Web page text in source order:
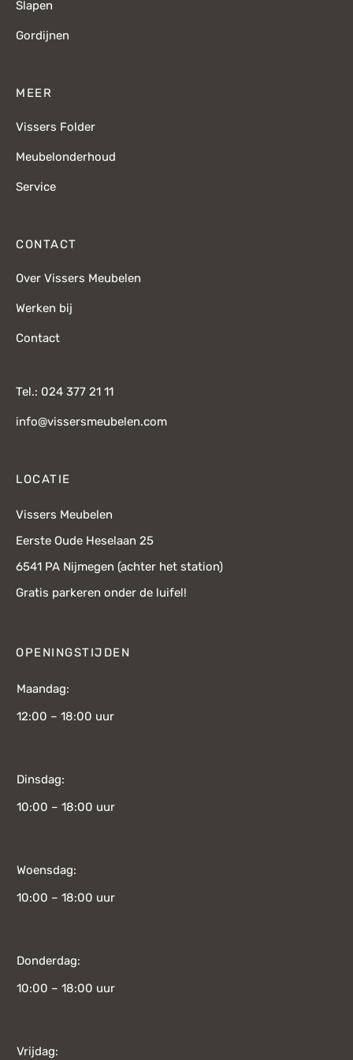
Slapen
Gordijnen
MEER
Vissers Folder
Meubelonderhoud
Service
CONTACT
Over Vissers Meubelen
Werken bij
Contact
Tel.: 024 377 21 11
info@vissersmeubelen.com
LOCATIE
Vissers Meubelen
Eerste Oude Heselaan 25
6541 PA Nijmegen (achter het station)
Gratis parkeren onder de luifel!
OPENINGSTIJDEN
Maandag:
12:00 – 18:00 uur
Dinsdag:
10:00 – 18:00 uur
Woensdag:
10:00 – 18:00 uur
Donderdag:
10:00 – 18:00 uur
Vrijdag: